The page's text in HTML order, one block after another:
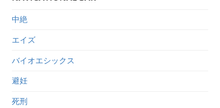
中絶
エイズ
バイオエシックス
避妊
死刑